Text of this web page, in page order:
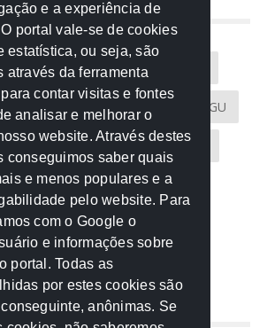
AGU AMM
CAU-MT CGU
MPC-MT MPE-MT
PF PGE-MT PGR
Sem categoria
TRE
e a experiência de
portal vale-se de cookies
estatística, ou seja, são
através da ferramenta
contar visitas e fontes
analisar e melhorar o
website. Através destes
conseguimos saber quais
e menos populares e a
pelo website. Para
com o Google o
e informações sobre
portal. Todas as
por estes cookies são
anônimas. Se